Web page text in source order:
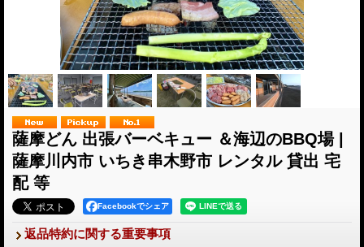
薩摩どん 出張バーベキュー ＆海辺のBBQ場 |
薩摩川内市 いちき串木野市 レンタル 貸出 宅
配 等
Facebookでシェア
返品特約に関する重要事項